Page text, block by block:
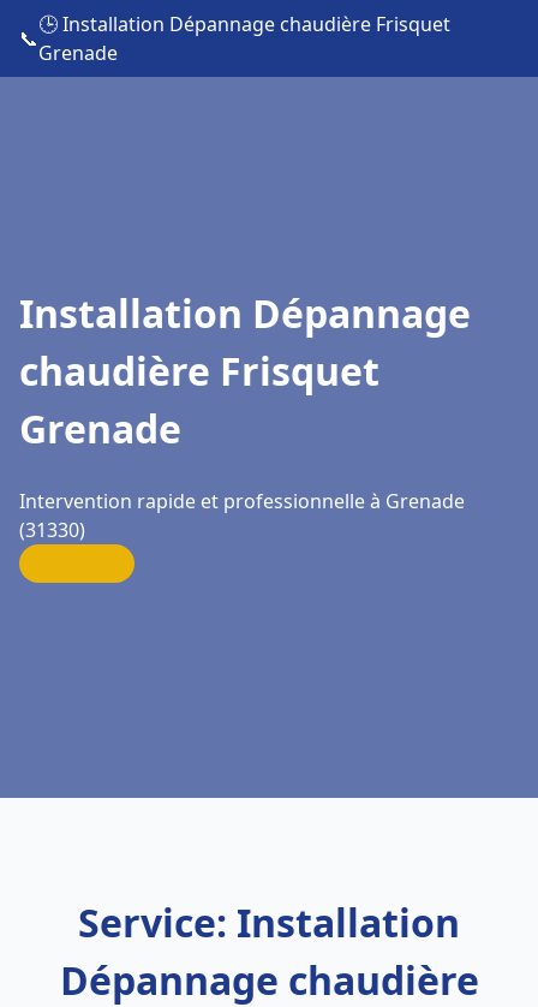
📞
🕒 Installation Dépannage chaudière Frisquet
Grenade
Installation Dépannage
chaudière Frisquet
Grenade
Intervention rapide et professionnelle à Grenade
(31330)
Service: Installation
Dépannage chaudière